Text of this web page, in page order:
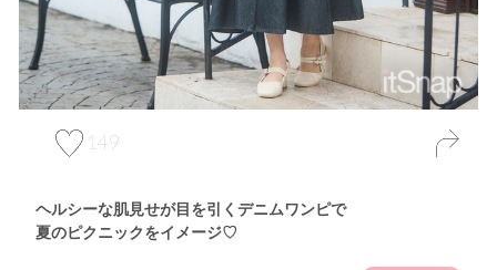
149
ヘルシーな肌見せが目を引くデニムワンピで
夏のピクニックをイメージ♡